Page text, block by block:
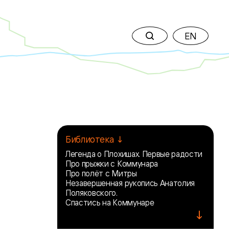
EN
Библиотека ↓
Легенда о Плохишах. Первые радости
Про прыжки с Коммунара
Про полёт с Митры
Незавершенная рукопись Анатолия
Поляковского.
Спастись на Коммунаре
↓